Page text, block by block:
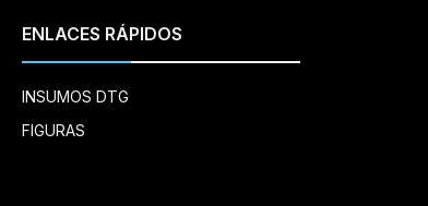
ENLACES RÁPIDOS
INSUMOS DTG
FIGURAS